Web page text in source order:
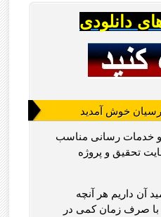
دانلودی
خوش آمدید
و خدمات رسانی مناسب
تحقیق و پروژه
آن داریم هر آنچه
با صرف زمان کمی در